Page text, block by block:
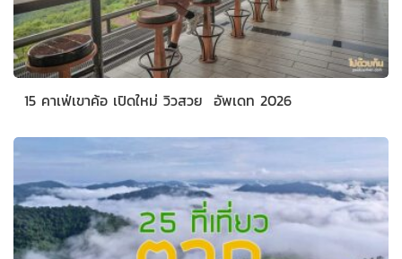
15 คาเฟ่เขาค้อ เปิดใหม่ วิวสวย อัพเดท 2026